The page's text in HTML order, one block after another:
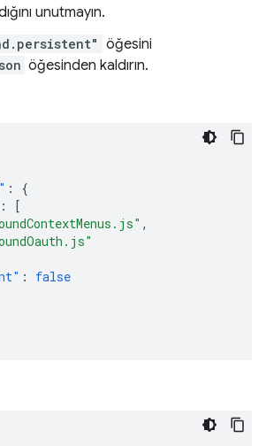
unutmayın.
öğesini
öğesinden kaldırın.
:
{
:
[
,
:
false